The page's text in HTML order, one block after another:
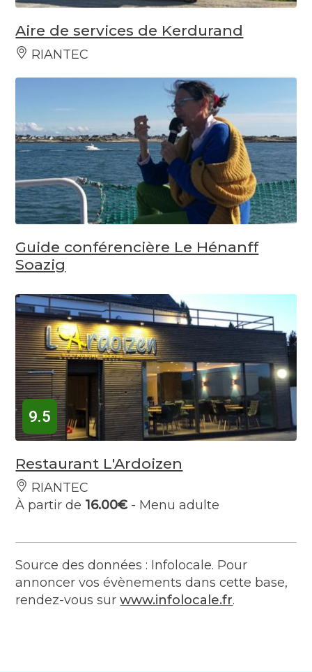
Aire de services de Kerdurand
RIANTEC
Guide conférencière Le Hénanff
Soazig
9.5
Restaurant L'Ardoizen
RIANTEC
À partir de 16.00€ - Menu adulte
Source des données : Infolocale. Pour
annoncer vos évènements dans cette base,
rendez-vous surwww.infolocale.fr.